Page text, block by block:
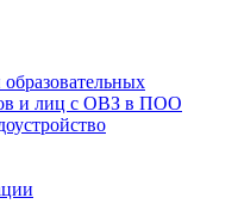
и лиц с ОВЗ в ПОО